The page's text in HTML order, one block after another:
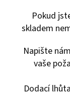
Pokud
skladem
Napište
vaše
Dodací